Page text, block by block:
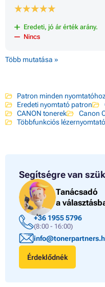
Eredeti, jó ár érték arány.
Nincs
Több mutatása »
Patron minden
Eredeti nyomtató patron
CANON tonerek
Canon
Többfunkciós
Segítségre van
Tanácsadó
a
+36 1955 5796
(8:00 - 16:00)
Érdeklődnék